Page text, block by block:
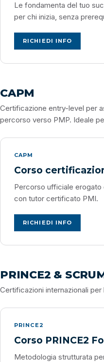
Le fondamenta del tuo
per chi inizia, senza
RICHIEDI INFO
CAPM
Certificazione entry-level per
percorso verso PMP. Ideale
CAPM
Corso
Percorso ufficiale erogato
con tutor certificato PMI.
RICHIEDI INFO
PRINCE2 &
Certificazioni internazionali
PRINCE2
Corso PRINCE2
Metodologia strutturata